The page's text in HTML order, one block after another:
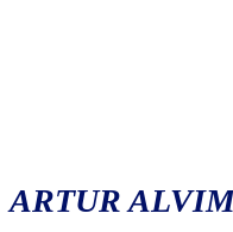
ARTUR